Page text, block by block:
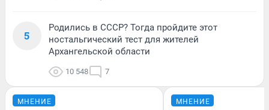
5
Родились в СССР? Тогда пройдите этот
ностальгический тест для жителей
Архангельской области
10 548 7
МНЕНИЕ МНЕНИЕ